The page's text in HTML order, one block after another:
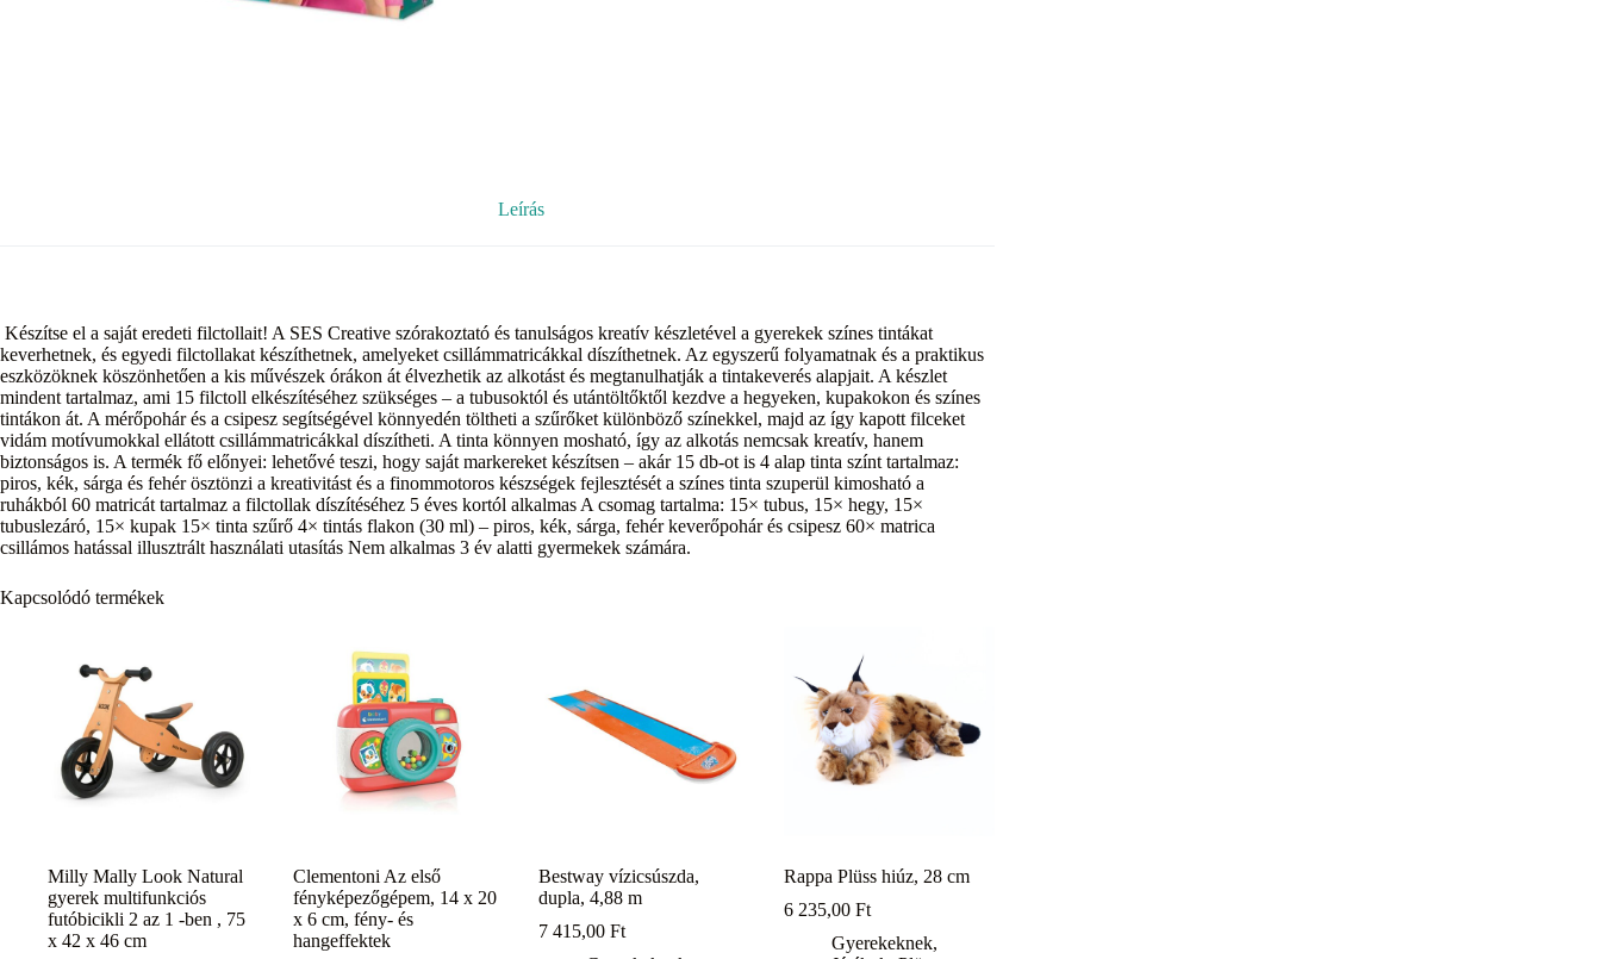
Leírás
Készítse el a saját eredeti filctollait! A SES Creative szórakoztató és tanulságos kreatív készletével a gyerekek színes tintákat
keverhetnek, és egyedi filctollakat készíthetnek, amelyeket csillámmatricákkal díszíthetnek. Az egyszerű folyamatnak és a praktikus
eszközöknek köszönhetően a kis művészek órákon át élvezhetik az alkotást és megtanulhatják a tintakeverés alapjait. A készlet
mindent tartalmaz, ami 15 filctoll elkészítéséhez szükséges – a tubusoktól és utántöltőktől kezdve a hegyeken, kupakokon és színes
tintákon át. A mérőpohár és a csipesz segítségével könnyedén töltheti a szűrőket különböző színekkel, majd az így kapott filceket
vidám motívumokkal ellátott csillámmatricákkal díszítheti. A tinta könnyen mosható, így az alkotás nemcsak kreatív, hanem
biztonságos is. A termék fő előnyei: lehetővé teszi, hogy saját markereket készítsen – akár 15 db-ot is 4 alap tinta színt tartalmaz:
piros, kék, sárga és fehér ösztönzi a kreativitást és a finommotoros készségek fejlesztését a színes tinta szuperül kimosható a
ruhákból 60 matricát tartalmaz a filctollak díszítéséhez 5 éves kortól alkalmas A csomag tartalma: 15× tubus, 15× hegy, 15×
tubuslezáró, 15× kupak 15× tinta szűrő 4× tintás flakon (30 ml) – piros, kék, sárga, fehér keverőpohár és csipesz 60× matrica
csillámos hatással illusztrált használati utasítás Nem alkalmas 3 év alatti gyermekek számára.
Kapcsolódó termékek
Milly Mally Look Natural
gyerek multifunkciós
futóbicikli 2 az 1 -ben , 75
x 42 x 46 cm
Clementoni Az első
fényképezőgépem, 14 x 20
x 6 cm, fény- és
hangeffektek
Bestway vízicsúszda,
dupla, 4,88 m
7 415,00Ft
Rappa Plüss hiúz, 28 cm
6 235,00Ft
Gyerekeknek,